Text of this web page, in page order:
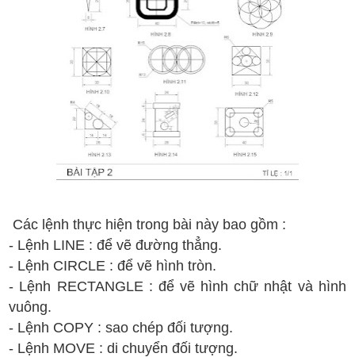
Các lệnh thực hiện trong bài này bao gồm :
- Lệnh LINE : để vẽ đường thẳng.
- Lệnh CIRCLE : để vẽ hình tròn.
- Lệnh RECTANGLE : để vẽ hình chữ nhật và hình
vuông.
- Lệnh COPY : sao chép đối tượng.
- Lệnh MOVE : di chuyển đối tượng.